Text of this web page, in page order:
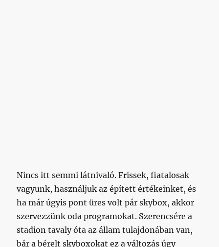
Nincs itt semmi látnivaló. Frissek, fiatalosak
vagyunk, használjuk az épített értékeinket, és
ha már úgyis pont üres volt pár skybox, akkor
szervezzünk oda programokat. Szerencsére a
stadion tavaly óta az állam tulajdonában van,
bár a bérelt skyboxokat ez a változás úgy